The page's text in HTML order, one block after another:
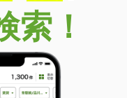
索！